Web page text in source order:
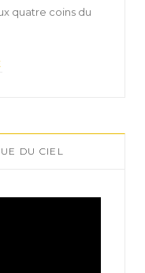
quatre coins du
DU CIEL